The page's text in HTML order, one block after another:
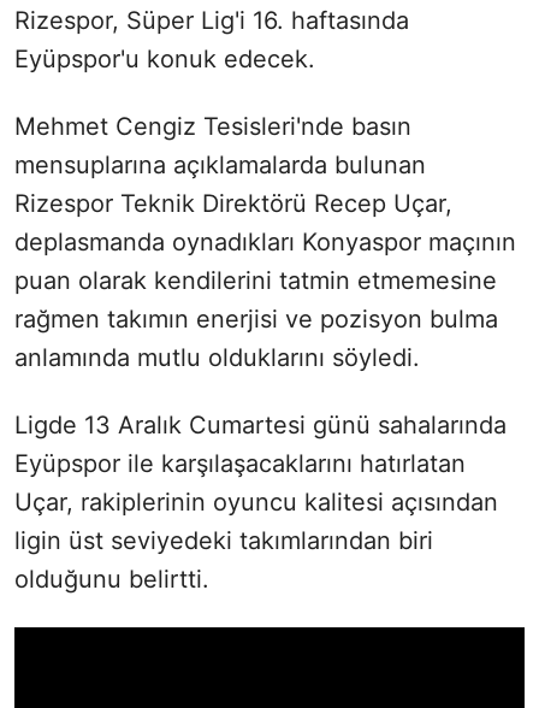
Rizespor, Süper Lig'i 16. haftasında
Eyüpspor'u konuk edecek.
Mehmet Cengiz Tesisleri'nde basın
mensuplarına açıklamalarda bulunan
Rizespor Teknik Direktörü Recep Uçar,
deplasmanda oynadıkları Konyaspor maçının
puan olarak kendilerini tatmin etmemesine
rağmen takımın enerjisi ve pozisyon bulma
anlamında mutlu olduklarını söyledi.
Ligde 13 Aralık Cumartesi günü sahalarında
Eyüpspor ile karşılaşacaklarını hatırlatan
Uçar, rakiplerinin oyuncu kalitesi açısından
ligin üst seviyedeki takımlarından biri
olduğunu belirtti.